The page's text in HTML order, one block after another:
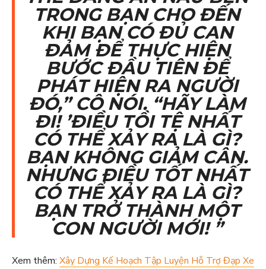
TRONG BẠN CHO ĐẾN
KHI BẠN CÓ ĐỦ CAN
ĐẢM ĐỂ THỰC HIỆN
BƯỚC ĐẦU TIÊN ĐỂ
PHÁT HIỆN RA NGƯỜI
ĐÓ,” CÔ NÓI. “HÃY LÀM
ĐI! ’ĐIỀU TỒI TỆ NHẤT
CÓ THỂ XẢY RA LÀ GÌ?
BẠN KHÔNG GIẢM CÂN.
NHƯNG ĐIỀU TỐT NHẤT
CÓ THỂ XẢY RA LÀ GÌ?
BẠN TRỞ THÀNH MỘT
CON NGƯỜI MỚI! ”
Xem thêm: Xây Dựng Kế Hoạch Tập Luyện Hỗ Trợ Đạp Xe